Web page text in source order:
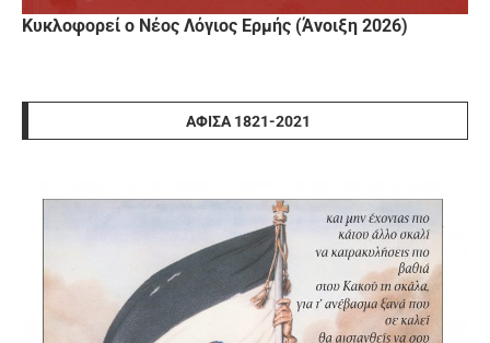
Κυκλοφορεί ο Νέος Λόγιος Ερμής (Άνοιξη 2026)
ΑΦΊΣΑ 1821-2021